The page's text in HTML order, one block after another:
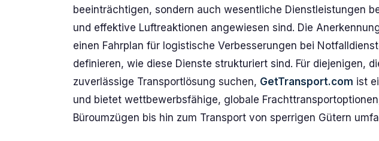
beeinträchtigen, sondern auch wesentliche Dienstleistungen
und effektive Luftreaktionen angewiesen sind. Die
einen Fahrplan für logistische Verbesserungen bei
definieren, wie diese Dienste strukturiert sind. Für diejenigen,
zuverlässige Transportlösung suchen, GetTransport.com ist
und bietet wettbewerbsfähige, globale
Büroumzügen bis hin zum Transport von sperrigen Gütern